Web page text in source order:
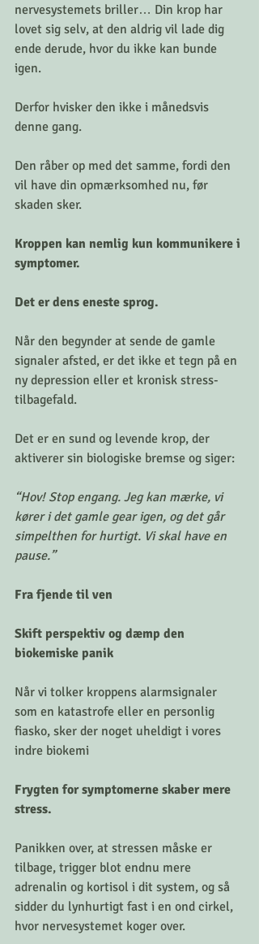
nervesystemets briller… Din krop har
lovet sig selv, at den aldrig vil lade dig
ende derude, hvor du ikke kan bunde
igen.
Derfor hvisker den ikke i månedsvis
denne gang.
Den råber op med det samme, fordi den
vil have din opmærksomhed nu, før
skaden sker.
Kroppen kan nemlig kun kommunikere i
symptomer.
Det er dens eneste sprog.
Når den begynder at sende de gamle
signaler afsted, er det ikke et tegn på en
ny depression eller et kronisk stress-
tilbagefald.
Det er en sund og levende krop, der
aktiverer sin biologiske bremse og siger:
“Hov! Stop engang. Jeg kan mærke, vi
kører i det gamle gear igen, og det går
simpelthen for hurtigt. Vi skal have en
pause.”
Fra fjende til ven
Skift perspektiv og dæmp den
biokemiske panik
Når vi tolker kroppens alarmsignaler
som en katastrofe eller en personlig
fiasko, sker der noget uheldigt i vores
indre biokemi
Frygten for symptomerne skaber mere
stress.
Panikken over, at stressen måske er
tilbage, trigger blot endnu mere
adrenalin og kortisol i dit system, og så
sidder du lynhurtigt fast i en ond cirkel,
hvor nervesystemet koger over.